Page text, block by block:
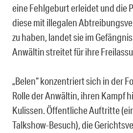
eine Fehlgeburt erleidet und die
diese mit illegalen
zu haben, landet sie im
Anwältin streitet für ihre
„Belen“ konzentriert sich in der
Rolle der Anwältin, ihren Kampf
Kulissen. Öffentliche Auftritte
Talkshow-Besuch), die